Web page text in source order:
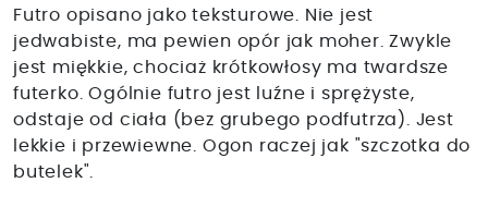
Futro opisano jako teksturowe. Nie jest
jedwabiste, ma pewien opór jak moher. Zwykle
jest miękkie, chociaż krótkowłosy ma twardsze
futerko. Ogólnie futro jest luźne i sprężyste,
odstaje od ciała (bez grubego podfutrza). Jest
lekkie i przewiewne. Ogon raczej jak "szczotka do
butelek".